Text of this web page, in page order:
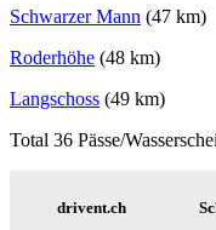
Schwarzer Mann (47 km)
Roderhöhe (48 km)
Langschoss (49 km)
Total 36 Pässe/
drivent.ch